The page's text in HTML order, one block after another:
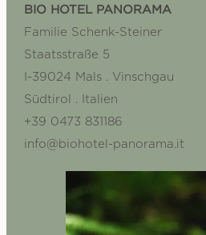
BIO HOTEL PANORAMA
Familie Schenk-Steiner
Staatsstraße 5
I-39024 Mals . Vinschgau
Südtirol . Italien
+39 0473 831186
info@biohotel-panorama.it